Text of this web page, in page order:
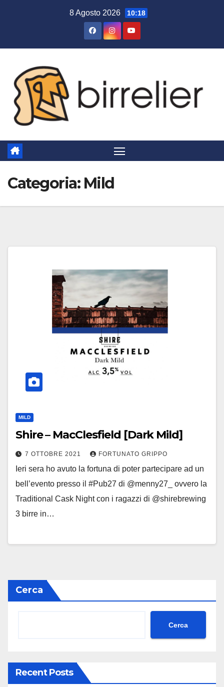
8 Agosto 2026 10:18
Categoria: Mild
MILD
Shire – MacClesfield [Dark Mild]
7 OTTOBRE 2021 FORTUNATO GRIPPO
Ieri sera ho avuto la fortuna di poter partecipare ad un
bell’evento presso il #Pub27 di @menny27_ ovvero la
Traditional Cask Night con i ragazzi di @shirebrewing
3 birre in…
Cerca
Cerca
Recent Posts